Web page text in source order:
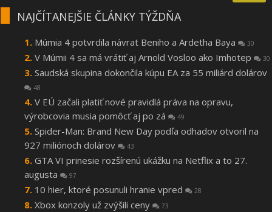
NAJČÍTANEJŠIE ČLÁNKY TÝŽDŇA
Múmia 4 potvrdila návrat Beniho a Ardetha Baya 30
V Múmii 4 sa má vrátiť aj Arnold Vosloo ako Imhotep 30
Saudská skupina dokončila kúpu EA za 55 miliárd dolárov
48
V EÚ začali platiť nové pravidlá práva na opravu,
výrobcovia musia pomôcť aj po zá
49
Spider-Man: Brand New Day podľa odhadov otvoril na
927 miliónoch dolárov
43
GTA VI prinesie rozšírenú ukážku na Netflix a to 27.
augusta
97
10 hier, ktoré posunuli hranie vpred 28
Xbox konzoly už zvýšili ceny 73